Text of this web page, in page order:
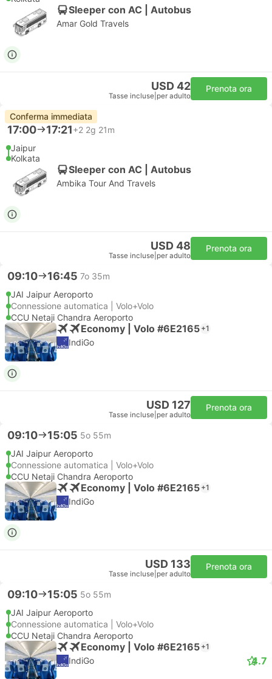
Sleeper con AC | Autobus
Amar Gold Travels
USD 42
Tasse incluse per adulto
Prenota ora
Conferma immediata
17:00 17:21+2 2g 21m
Jaipur
Kolkata
Sleeper con AC | Autobus
Ambika Tour And Travels
USD 48
Tasse incluse per adulto
Prenota ora
09:10 16:45 7o 35m
JAI Jaipur Aeroporto
Connessione automatica | Volo+Volo
CCU Netaji Chandra Aeroporto
Economy | Volo #6E2165 +1
IndiGo
USD 127
Tasse incluse per adulto
Prenota ora
09:10 15:05 5o 55m
JAI Jaipur Aeroporto
Connessione automatica | Volo+Volo
CCU Netaji Chandra Aeroporto
Economy | Volo #6E2165 +1
IndiGo
USD 133
Tasse incluse per adulto
Prenota ora
09:10 15:05 5o 55m
JAI Jaipur Aeroporto
Connessione automatica | Volo+Volo
CCU Netaji Chandra Aeroporto
Economy | Volo #6E2165 +1
IndiGo 4.7